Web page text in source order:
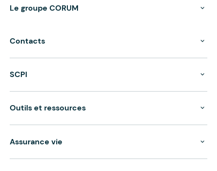
Le groupe CORUM
Contacts
SCPI
Outils et ressources
Assurance vie